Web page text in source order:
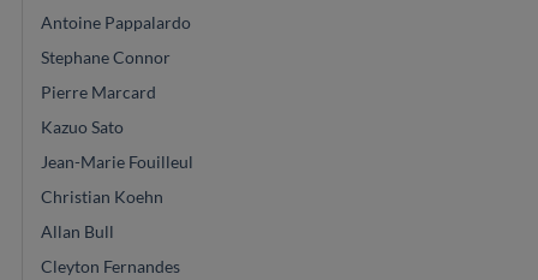
Antoine Pappalardo
Stephane Connor
Pierre Marcard
Kazuo Sato
Jean-Marie Fouilleul
Christian Koehn
Allan Bull
Cleyton Fernandes